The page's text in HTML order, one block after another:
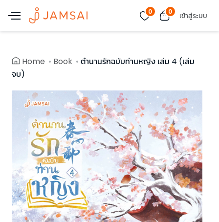
0 0 เข้าสู่ระบบ
Home Book
ตำนานรักฉบับท่านหญิง เล่ม 4 (เล่ม
จบ)